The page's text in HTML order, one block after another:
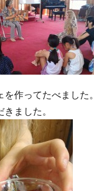
作ってたべました。
ました。